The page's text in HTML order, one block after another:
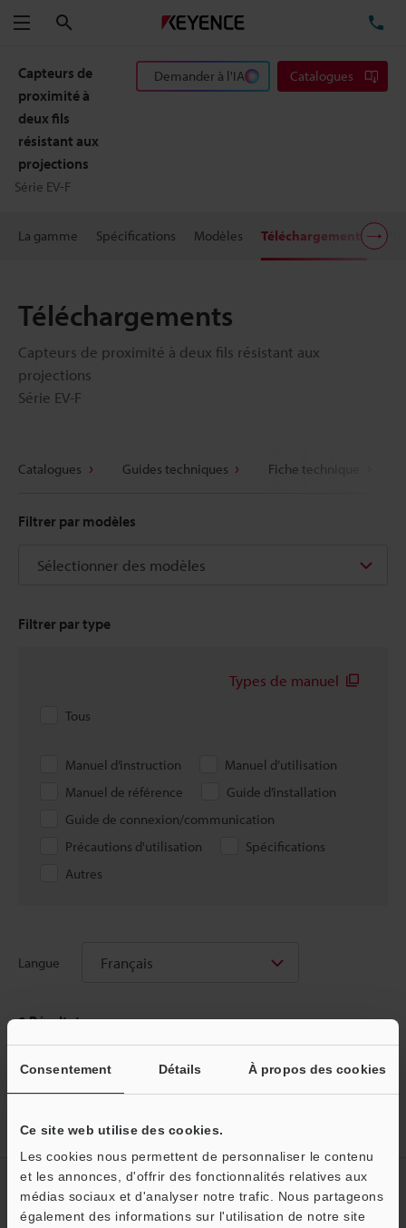
Consentement Détails À propos des cookies
Ce site web utilise des cookies.
Les cookies nous permettent de personnaliser le contenu
et les annonces, d'offrir des fonctionnalités relatives aux
médias sociaux et d'analyser notre trafic. Nous partageons
également des informations sur l'utilisation de notre site
Menu
Capteurs de
proximité à
deux fils
résistant aux
projections
Série EV-F
Demander à l'IA Catalogues
La gamme Spécifications Modèles Téléchargements Prix
Téléchargements
Capteurs de proximité à deux fils résistant aux
projections
Série EV-F
Catalogues Guides techniques Fiche technique
Filtrer par modèles
Sélectionner des modèles
Filtrer par type
Types de manuel
Tous
Manuel d’instruction
Manuel d’utilisation
Manuel de référence
Guide d’installation
Guide de connexion/communication
Précautions d'utilisation
Spécifications
Autres
Langue Français
0Résultats
de proximité à deux fils résistant aux projections
Créez votre compte KEYENCE
Inscrivez-vous maintenant!